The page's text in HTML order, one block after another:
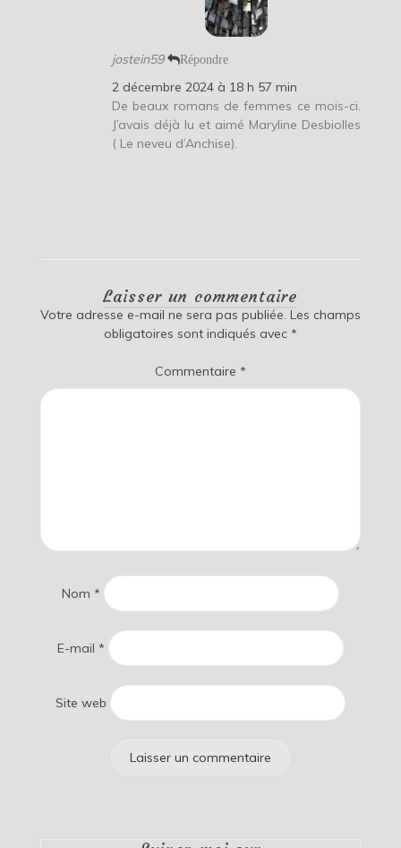
jostein59 Répondre
2 décembre 2024 à 18 h 57 min
De beaux romans de femmes ce mois-ci.
J’avais déjà lu et aimé Maryline Desbiolles
( Le neveu d’Anchise).
Laisser un commentaire
Votre adresse e-mail ne sera pas publiée. Les champs
obligatoires sont indiqués avec *
Commentaire *
Nom *
E-mail *
Site web